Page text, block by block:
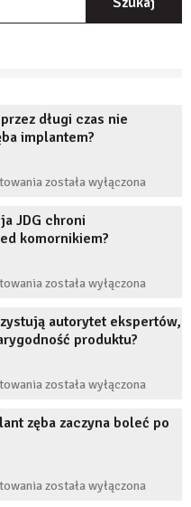
długi czas nie
implantem?
Co
stanie,
jeśli
długi
uzupełnię
implantem?
została wyłączona
JDG chroni
komornikiem?
Czy
JDG
chroni
przed
komornikiem?
została wyłączona
autorytet ekspertów,
produktu?
Jak
wykorzystują
żeby
zwiększyć
została wyłączona
zęba zaczyna boleć po
Co
została wyłączona